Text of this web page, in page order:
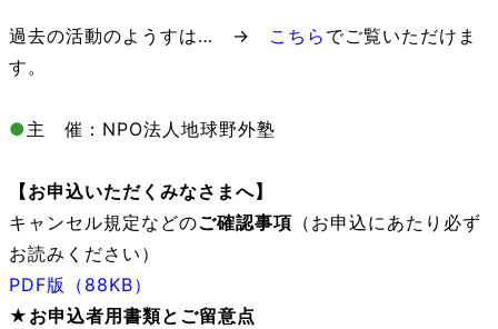
過去の活動のようすは… → こちら でご覧いただけま
す。
●主 催：NPO法人地球野外塾
【お申込いただくみなさまへ】
キャンセル規定などのご確認事項 （お申込にあたり必ず
お読みください）
PDF版（88KB）
★お申込者用書類とご留意点